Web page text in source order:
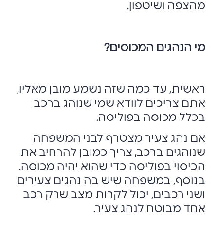
מהצפה ושיטפון.
מי הנהגים המכוסים?
ראשית, עד כמה שזה נשמע מובן מאליו,
אתם צריכים לוודא שמי שנוהג ברכב
בכלל מכוסה בפוליסה.
אם נהג צעיר מצטרף לבני המשפחה
שנוהגים ברכב, צריך כמובן להרחיב את
הכיסוי בפוליסה כדי שהוא יהיה מכוסה.
בנוסף, במשפחה שיש בה נהגים צעירים
ושני רכבים, יכול לקרות מצב שרק רכב
אחד מבוטח לנהג צעיר.